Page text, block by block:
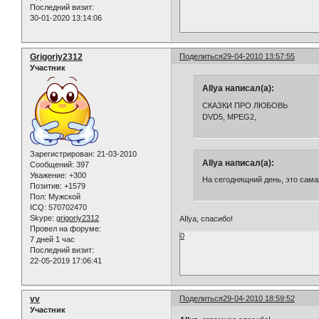
Последний визит:
30-01-2020 13:14:06
Поделиться29-04-2010 13:57:55
Grigoriy2312
Участник
Зарегистрирован: 21-03-2010
Сообщений: 397
Уважение: +300
Позитив: +1579
Пол: Мужской
ICQ: 570702470
Skype: grigoriy2312
Провел на форуме:
7 дней 1 час
Последний визит:
22-05-2019 17:06:41
AIlya написал(а):
СКАЗКИ ПРО ЛЮБОВЬ
DVD5, MPEG2,
AIlya написал(а):
На сегоднящний день, это
AIlya, спасибо!
0
Поделиться29-04-2010 18:59:52
vv
Участник